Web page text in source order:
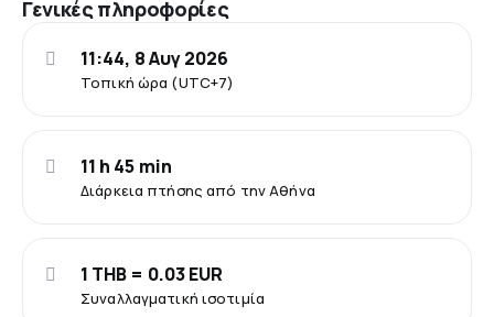
Γενικές πληροφορίες
Τοπική ώρα (UTC+7)
11:44, 8 Αυγ 2026
Διάρκεια πτήσης από την Αθήνα
11 h 45 min
Συναλλαγματική ισοτιμία
1 THB = 0.03 EUR